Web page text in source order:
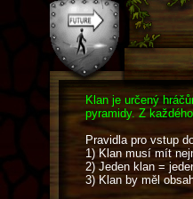
Klan je určený
pyramidy. Z
Pravidla pro vstup
1) Klan musí mít
2) Jeden klan =
3) Klan by měl